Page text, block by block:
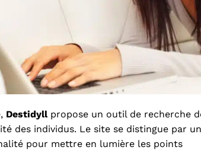
Destidyllpropose un outil de recherche
des individus. Le site se distingue par
pour mettre en lumière les points